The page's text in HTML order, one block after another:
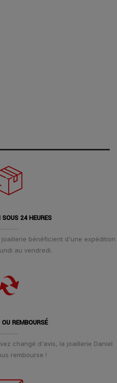
SOUS 24 HEURES
bénéficient d'une expédition
au vendredi.
REMBOURSÉ
changé d'avis, la joaillerie Daniel
rembourse !